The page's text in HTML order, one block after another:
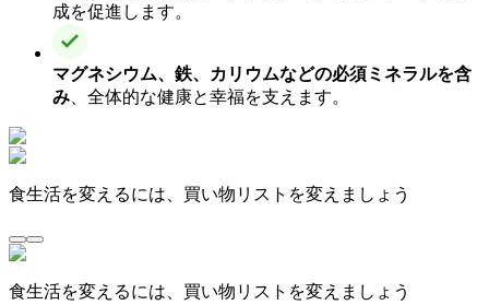
成を促進します。
マグネシウム、鉄、カリウムなどの必須ミネラルを含
み 、全体的な健康と幸福を支えます。
食生活を変えるには、買い物リストを変えましょう
食生活を変えるには、買い物リストを変えましょう